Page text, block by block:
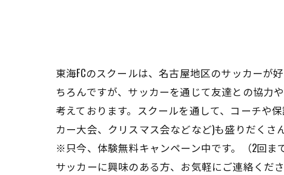
東海FCのスクールは、名古屋地区のサッカーが
ちろんですが、サッカーを通じて友達との協力
考えております。スクールを通して、コーチや
カー大会、クリスマス会などなど)も盛りだくさん
※只今、体験無料キャンペーン中です。（2回まで
サッカーに興味のある方、お気軽にご連絡くだ